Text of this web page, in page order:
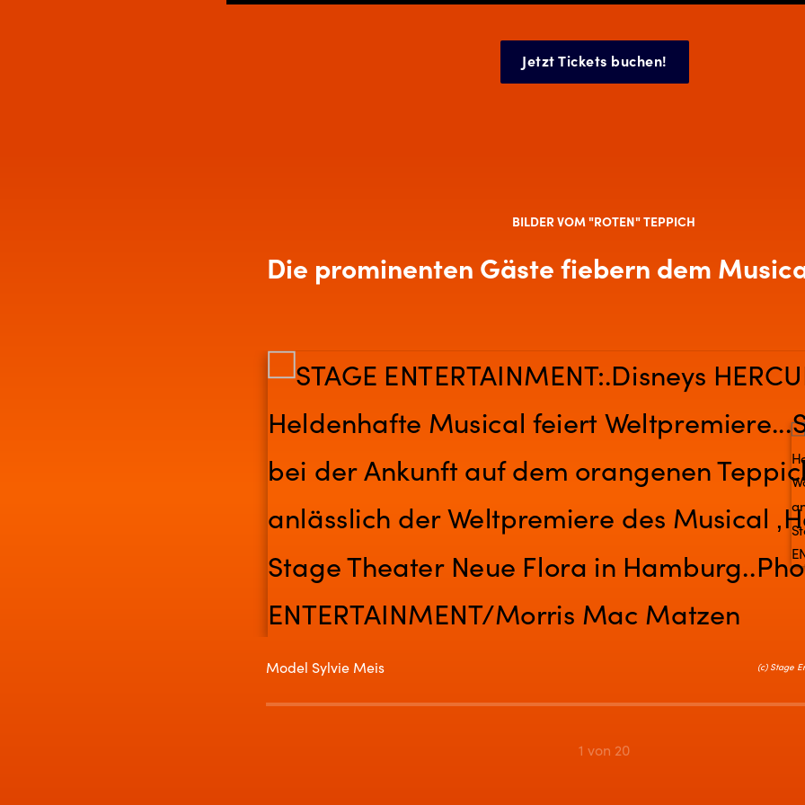
Jetzt Tickets buchen!
BILDER VOM "ROTEN" TEPPICH
Die prominenten Gäste fiebern dem
Model Sylvie Meis (c) Stage
1 von 20